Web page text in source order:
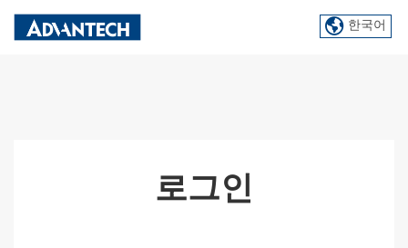
한국어
로그인